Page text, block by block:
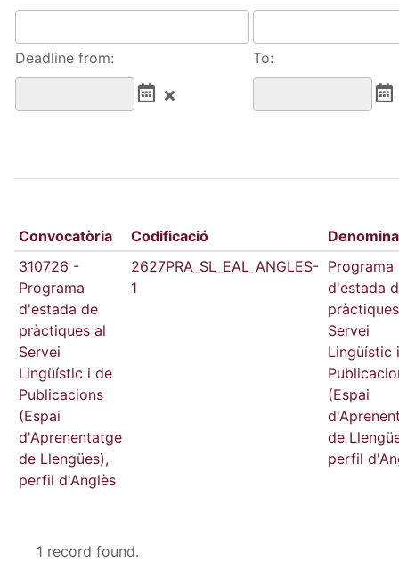
Deadline from: To:
Convocatòria Codificació
310726 -
Programa
d'estada de
pràctiques al
Servei
Lingüístic i de
Publicacions
(Espai
d'Aprenentatge
de Llengües),
perfil d'Anglès
2627PRA_SL_EAL_ANGLES-
1
Programa
d'estada
Servei
Lingüístic
(Espai
de
perfil
1 record found.